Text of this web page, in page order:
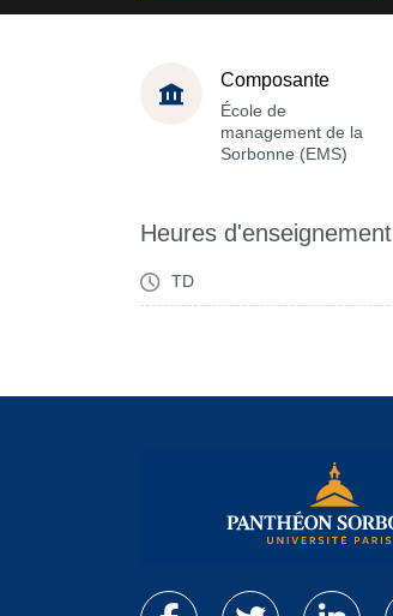
Composante
École de
management de la
Sorbonne (EMS)
Heures d'enseignement
TD